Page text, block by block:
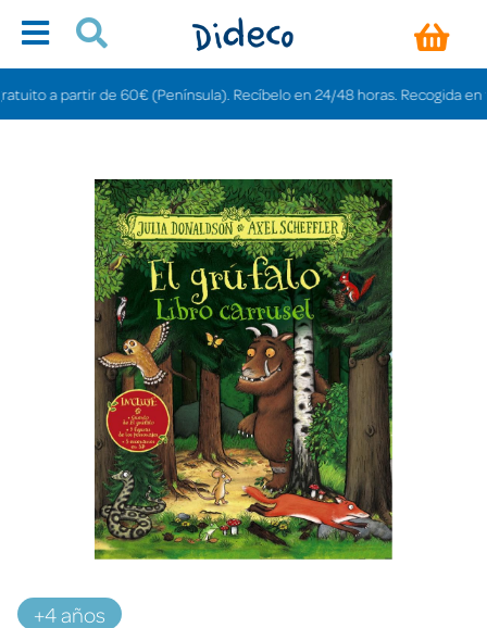
a partir de 60€ (Península). Recíbelo en 24/48 horas. Recogida en
+4 años